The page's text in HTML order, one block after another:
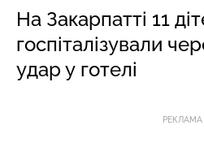
На Закарпатті 11
госпіталізували
удар у готелі
РЕКЛАМА